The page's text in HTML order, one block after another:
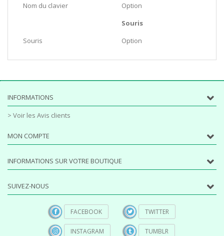
Nom du clavier
Option
Souris
Souris
Option
INFORMATIONS
> Voir les Avis clients
MON COMPTE
INFORMATIONS SUR VOTRE BOUTIQUE
SUIVEZ-NOUS
FACEBOOK
INSTAGRAM
TWITTER
TUMBLR